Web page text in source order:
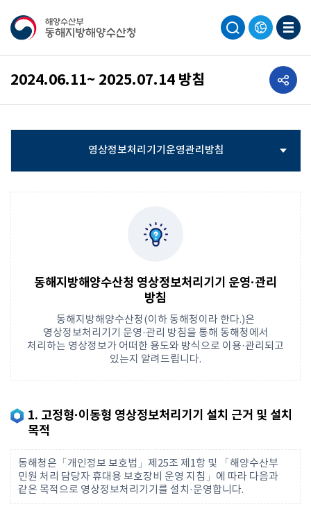
2024.06.11~ 2025.07.14 방침 공유하기
영상정보처리기기운영관리방침
동해지방해양수산청 영상정보처리기기 운영·관리
방침
동해지방해양수산청(이하 동해청이라 한다.)은
영상정보처리기기 운영·관리 방침을 통해 동해청에서
처리하는 영상정보가 어떠한 용도와 방식으로 이용·관리되고
있는지 알려드립니다.
1. 고정형·이동형 영상정보처리기기 설치 근거 및 설치
목적
동해청은「개인정보 보호법」제25조 제1항 및 「해양수산부
민원 처리 담당자 휴대용 보호장비 운영 지침」에 따라 다음과
같은 목적으로 영상정보처리기기를 설치·운영합니다.